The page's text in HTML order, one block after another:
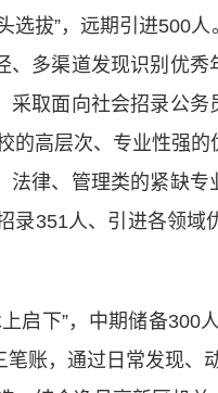
选拔”，远期引进500
多渠道发现识别优秀
取面向社会招录公
的高层次、专业性强的
律、管理类的紧缺专
录351人、引进各领域
上启下”，中期储备300
账，通过日常发现、